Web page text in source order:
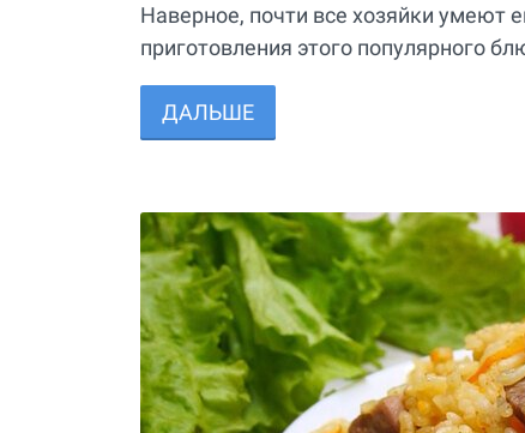
Наверное, почти все хозяйки умеют
приготовления этого популярного
ДАЛЬШЕ